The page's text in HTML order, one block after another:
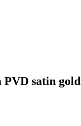
satin gold